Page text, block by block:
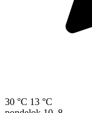
30 °C 13 °C